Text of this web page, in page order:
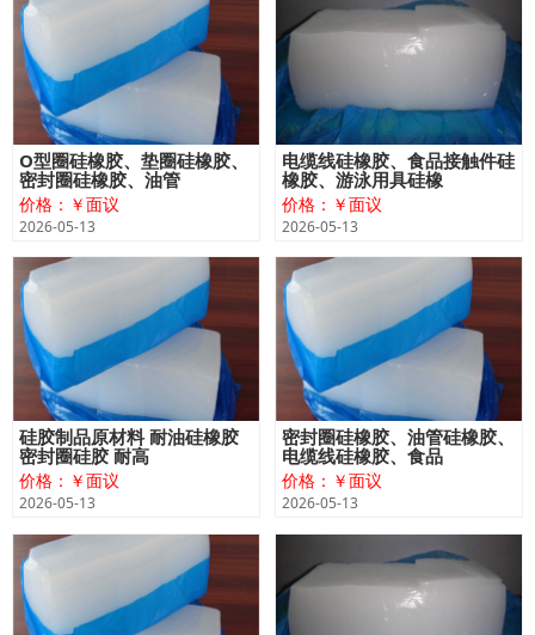
O型圈硅橡胶、垫圈硅橡胶、
密封圈硅橡胶、油管
价格：￥面议
2026-05-13
电缆线硅橡胶、食品接触件硅
橡胶、游泳用具硅橡
价格：￥面议
2026-05-13
硅胶制品原材料 耐油硅橡胶
密封圈硅胶 耐高
价格：￥面议
2026-05-13
密封圈硅橡胶、油管硅橡胶、
电缆线硅橡胶、食品
价格：￥面议
2026-05-13